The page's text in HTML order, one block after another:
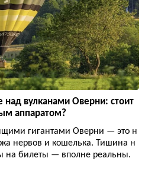
вулканами Оверни: стоит
аппаратом?
гигантами Оверни — это н
нервов и кошелька. Тишина н
на билеты — вполне реальны.